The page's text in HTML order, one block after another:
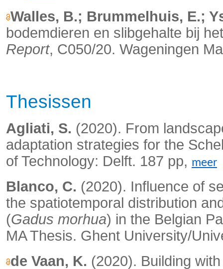
Walles, B.; Brummelhuis, E.;
bodemdieren en slibgehalte bij
Report, C050/20. Wageningen
Thesissen
Agliati, S. (2020). From
adaptation strategies for the
of Technology: Delft. 187 pp, meer
Blanco, C. (2020). Influence of
the spatiotemporal distribution
(Gadus morhua) in the Belgian
MA Thesis. Ghent University/
de Vaan, K. (2020). Building